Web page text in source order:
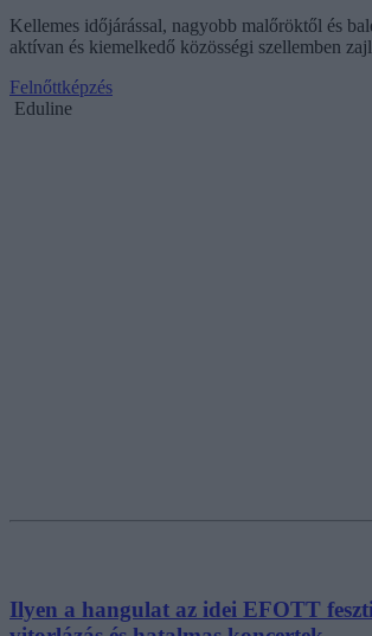
Kellemes időjárással, nagyobb malőröktől és
aktívan és kiemelkedő közösségi szellemben
Felnőttképzés
Eduline
Ilyen a hangulat az idei EFOTT